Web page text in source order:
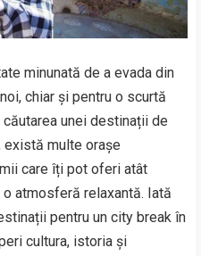
minunată de a evada din
chiar și pentru o scurtă
unei destinații de
există multe orașe
care îți pot oferi atât
atmosferă relaxantă. Iată
pentru un city break în
cultura, istoria și